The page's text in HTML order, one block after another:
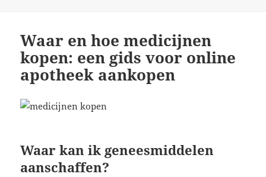
Waar en hoe medicijnen
kopen: een gids voor online
apotheek aankopen
Waar kan ik geneesmiddelen
aanschaffen?